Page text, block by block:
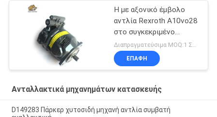
Η με αξονικό έμβολο
αντλία Rexroth A10vo28
στο συγκεκριμένο
φορτηγό διατηρεί την
επισκευή
Διαπραγματεύσιμα MOQ:1 ΣΥΝΟΛΟ
ΕΠΑΦΉ
Ανταλλακτικά μηχανημάτων κατασκευής
D149283 Πάρκερ χυτοσιδή μηχανή αντλία συμβατή